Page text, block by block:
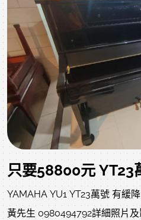
理得很漂亮，但您不知道的是
以下照片及影片把上一手的狀
詳細說明、照片及影音，請詳
在下方資訊，請閱讀，感恩
YAMAHA YU1 YT23萬號 有緩
黃先生 0980494792詳細照片